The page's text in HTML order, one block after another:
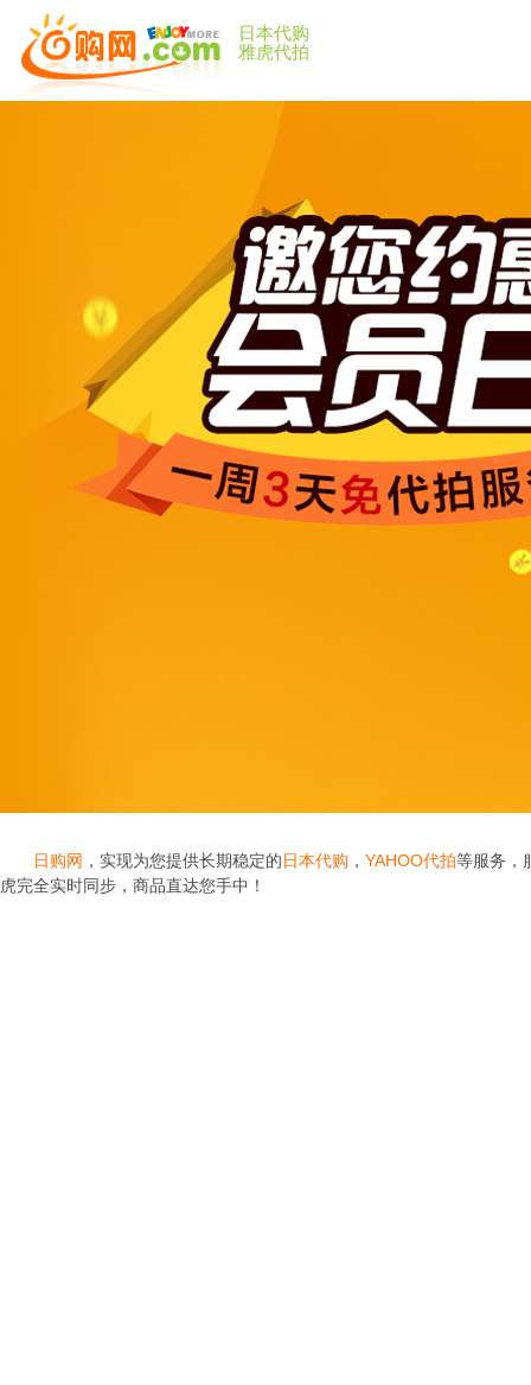
日本代购
雅虎代拍
日购网 ，实现为您提供长期稳定的日本代购 ， YAHOO代拍等服务，
虎完全实时同步，商品直达您手中！